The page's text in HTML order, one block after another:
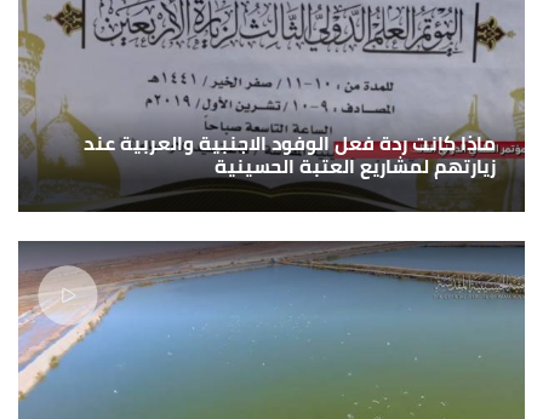
ماذا كانت ردة فعل الوفود الاجنبية والعربية عند
زيارتهم لمشاريع العتبة الحسينية